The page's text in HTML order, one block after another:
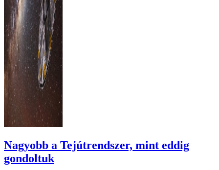
Nagyobb a Tejútrendszer, mint eddig
gondoltuk